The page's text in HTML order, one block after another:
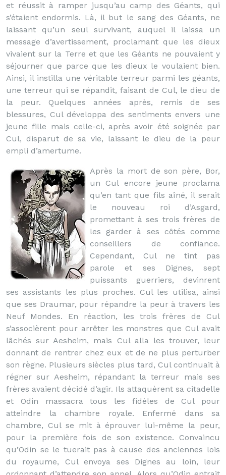
et réussit à ramper jusqu’au camp des Géants, qui
s’étaient endormis. Là, il but le sang des Géants, ne
laissant qu’un seul survivant, auquel il laissa un
message d’avertissement, proclamant que les dieux
vivaient sur la Terre et que les Géants ne pouvaient y
séjourner que parce que les dieux le voulaient bien.
Ainsi, il instilla une véritable terreur parmi les géants,
une terreur qui se répandit, faisant de Cul, le dieu de
la peur. Quelques années après, remis de ses
blessures, Cul développa des sentiments envers une
jeune fille mais celle-ci, après avoir été soignée par
Cul, disparut de sa vie, laissant le dieu de la peur
empli d’amertume.
Après la mort de son père, Bor,
un Cul encore jeune proclama
qu’en tant que fils aîné, il serait
le nouveau roi d’Asgard,
promettant à ses trois frères de
les garder à ses côtés comme
conseillers de confiance.
Cependant, Cul ne tint pas
parole et ses Dignes, sept
puissants guerriers, devinrent
ses assistants les plus proches. Cul les utilisa, ainsi
que ses Draumar, pour répandre la peur à travers les
Neuf Mondes. En réaction, les trois frères de Cul
s’associèrent pour arrêter les monstres que Cul avait
lâchés sur Aesheim, mais Cul alla les trouver, leur
donnant de rentrer chez eux et de ne plus perturber
son règne. Plusieurs siècles plus tard, Cul continuait à
régner sur Aesheim, répandant la terreur mais ses
frères avaient décidé d’agir. Ils attaquèrent sa citadelle
et Odin massacra tous les fidèles de Cul pour
atteindre la chambre royale. Enfermé dans sa
chambre, Cul se mit à éprouver lui-même la peur,
pour la première fois de son existence. Convaincu
qu’Odin se le tuerait pas à cause des anciennes lois
du royaume, Cul envoya ses Dignes au loin, leur